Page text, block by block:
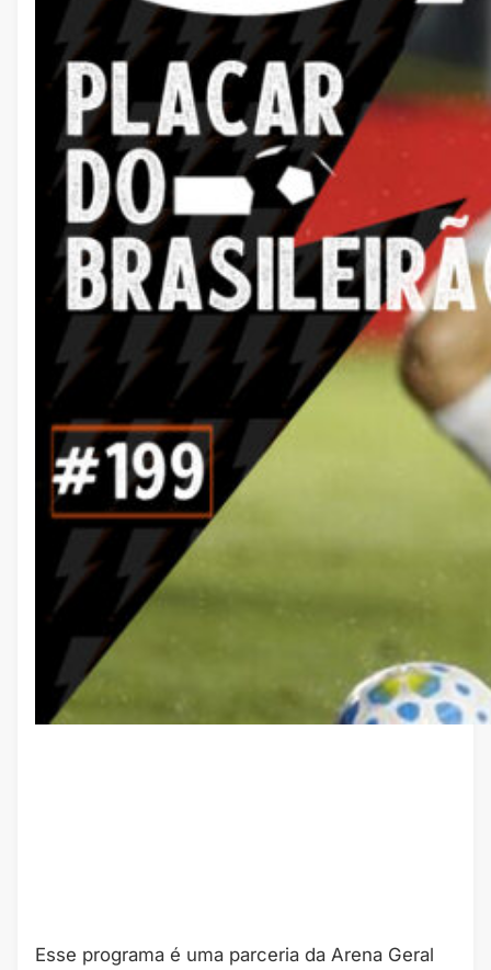
Esse programa é uma parceria da Arena Geral